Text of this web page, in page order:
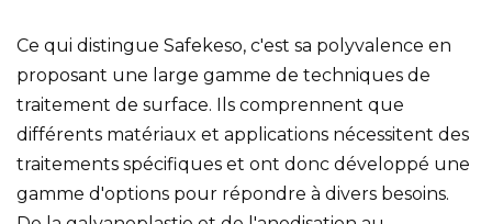
Ce qui distingue Safekeso, c'est sa polyvalence en
proposant une large gamme de techniques de
traitement de surface. Ils comprennent que
différents matériaux et applications nécessitent des
traitements spécifiques et ont donc développé une
gamme d'options pour répondre à divers besoins.